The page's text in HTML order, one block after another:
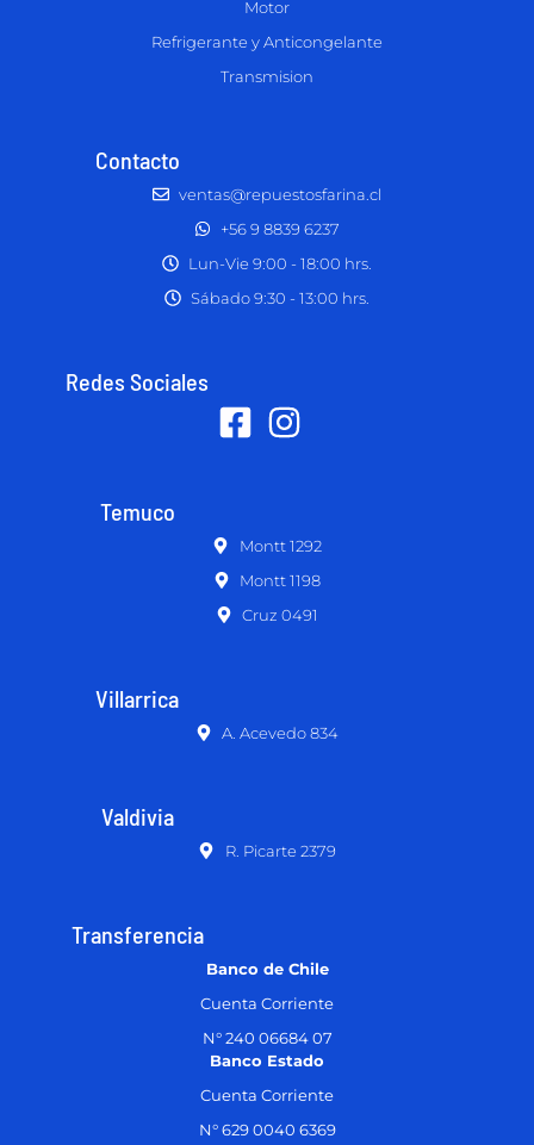
Motor
Refrigerante y Anticongelante
Transmision
Contacto
ventas@repuestosfarina.cl
+56 9 8839 6237
Lun-Vie 9:00 - 18:00 hrs.
Sábado 9:30 - 13:00 hrs.
Redes Sociales
Temuco
Montt 1292
Montt 1198
Cruz 0491
Villarrica
A. Acevedo 834
Valdivia
R. Picarte 2379
Transferencia
Banco de Chile
Cuenta Corriente
N° 240 06684 07
Banco Estado
Cuenta Corriente
N° 629 0040 6369